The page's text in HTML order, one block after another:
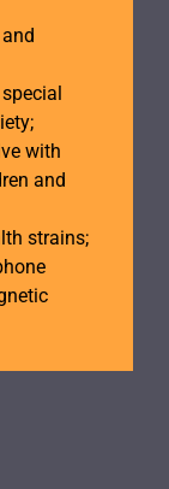
with
and
strains;